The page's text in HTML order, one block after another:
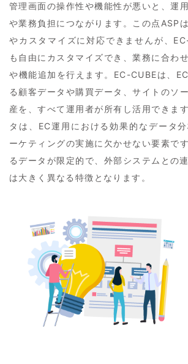
管理画面の操作性や機能性が悪いと、運
や業務負担につながります。この点ASP
やカスタマイズに対応できませんが、
も自由にカスタマイズでき、業務に合わ
や機能追加を行えます。EC-CUBEは、
る顧客データや購買データ、サイトのソ
産を、すべて運用者が所有し活用できま
タは、EC運用における効果的なデータ
ーケティングの実施に欠かせない要素で
るデータが限定的で、外部システムとの
は大きく異なる特徴となります。